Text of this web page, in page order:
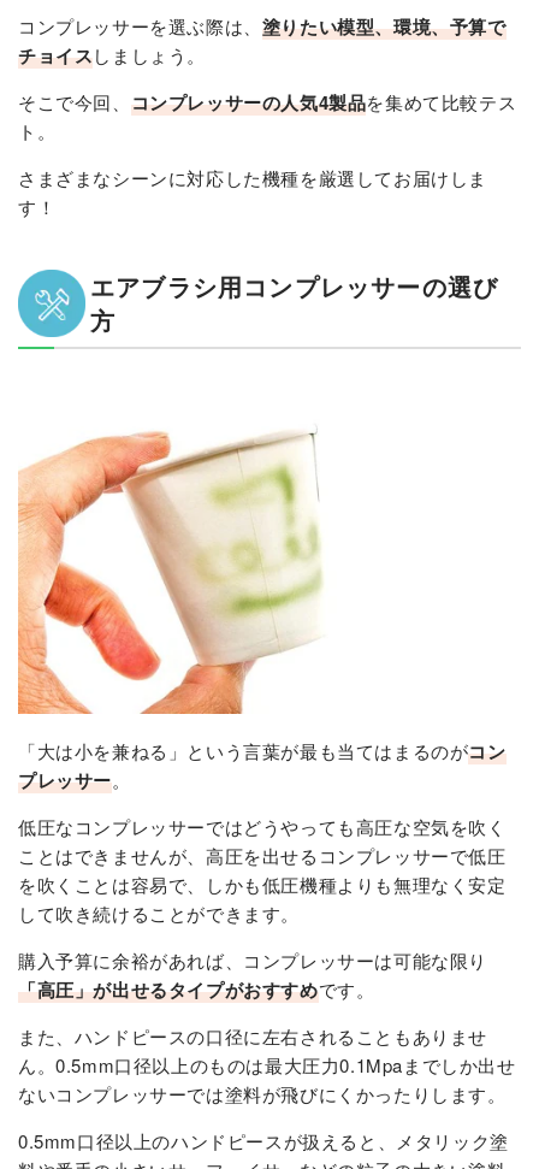
コンプレッサーを選ぶ際は、 塗りたい模型、環境、予算で
チョイスしましょう。
そこで今回、 コンプレッサーの人気4製品を集めて比較テス
ト。
さまざまなシーンに対応した機種を厳選してお届けしま
す！
エアブラシ用コンプレッサーの選び
方
「大は小を兼ねる」という言葉が最も当てはまるのがコン
プレッサー。
低圧なコンプレッサーではどうやっても高圧な空気を吹く
ことはできませんが、高圧を出せるコンプレッサーで低圧
を吹くことは容易で、しかも低圧機種よりも無理なく安定
して吹き続けることができます。
購入予算に余裕があれば、コンプレッサーは可能な限り
「高圧」が出せるタイプがおすすめです。
また、ハンドピースの口径に左右されることもありませ
ん。0.5mm口径以上のものは最大圧力0.1Mpaまでしか出せ
ないコンプレッサーでは塗料が飛びにくかったりします。
0.5mm口径以上のハンドピースが扱えると、メタリック塗